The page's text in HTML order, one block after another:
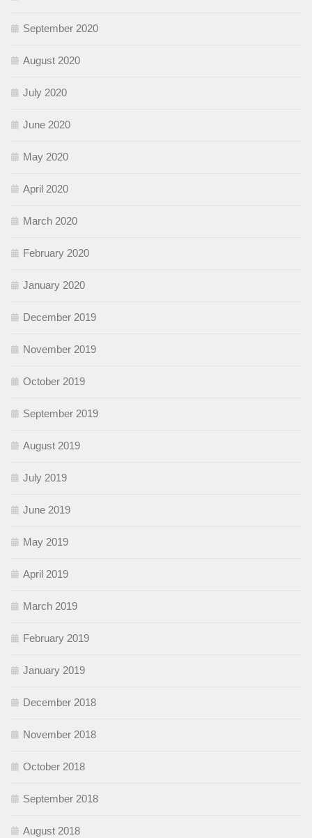
September 2020
August 2020
July 2020
June 2020
May 2020
April 2020
March 2020
February 2020
January 2020
December 2019
November 2019
October 2019
September 2019
August 2019
July 2019
June 2019
May 2019
April 2019
March 2019
February 2019
January 2019
December 2018
November 2018
October 2018
September 2018
August 2018